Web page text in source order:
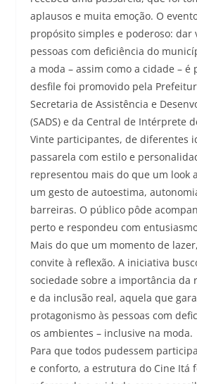
aplausos e muita emoção. O
propósito simples e poderoso: dar
pessoas com deficiência do
a moda – assim como a cidade – é
desfile foi promovido pela
Secretaria de Assistência e
(SADS) e da Central de Intérprete
Vinte participantes, de diferentes
passarela com estilo e
representou mais do que um look
um gesto de autoestima,
barreiras. O público pôde
perto e respondeu com
Mais do que um momento de
convite à reflexão. A iniciativa
sociedade sobre a importância da
e da inclusão real, aquela que
protagonismo às pessoas com
os ambientes – inclusive na moda.
Para que todos pudessem
e conforto, a estrutura do Cine Itá